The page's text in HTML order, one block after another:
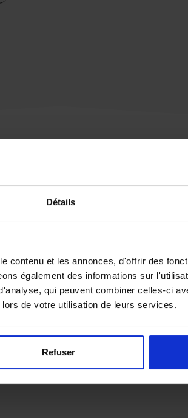
Détails
contenu et les annonces, d'offrir des
également des informations sur
qui peuvent combiner celles-ci
de votre utilisation de leurs services.
Refuser
Une urgence ?
Vous souhaitez être